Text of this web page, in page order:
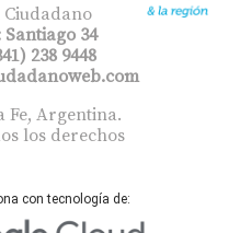
Ciudadano
34
238 9448
Fe, Argentina.
los derechos
con tecnología de: